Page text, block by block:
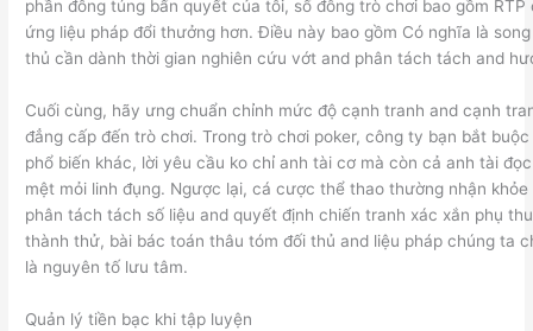
phần đông túng bấn quyết của tôi, số đông trò chơi bao gồm
ứng liệu pháp đổi thưởng hơn. Điều này bao gồm Có nghĩa là
thủ cần dành thời gian nghiên cứu vớt and phân tách tách and
Cuối cùng, hãy ưng chuẩn chỉnh mức độ cạnh tranh and cạnh
đẳng cấp đến trò chơi. Trong trò chơi poker, công ty bạn bắt
phổ biến khác, lời yêu cầu ko chỉ anh tài cơ mà còn cả anh tài
mệt mỏi linh đụng. Ngược lại, cá cược thể thao thường nhận
phân tách tách số liệu and quyết định chiến tranh xác xắn phụ
thành thử, bài bác toán thâu tóm đối thủ and liệu pháp chúng ta
là nguyên tố lưu tâm.
Quản lý tiền bạc khi tập luyện